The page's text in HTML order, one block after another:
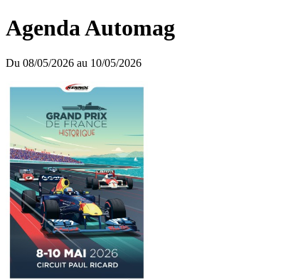
Agenda Automag
Du 08/05/2026 au 10/05/2026